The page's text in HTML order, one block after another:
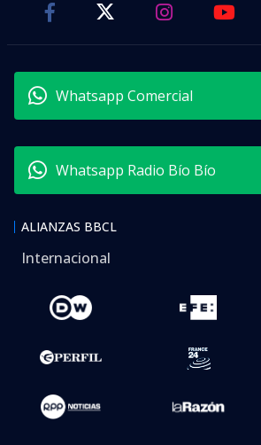
Whatsapp Comercial
Whatsapp Radio Bío Bío
ALIANZAS BBCL
Internacional